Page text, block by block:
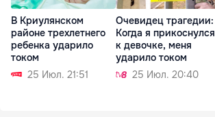
В Криулянском
районе трехлетнего
ребенка ударило
током
25 Июл. 21:51
Очевидец трагедии:
Когда я прикоснулся
к девочке, меня
ударило током
25 Июл. 20:40